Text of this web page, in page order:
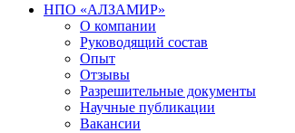
НПО «АЛЗАМИР»
О компании
Руководящий состав
Опыт
Отзывы
Разрешительные документы
Научные публикации
Вакансии